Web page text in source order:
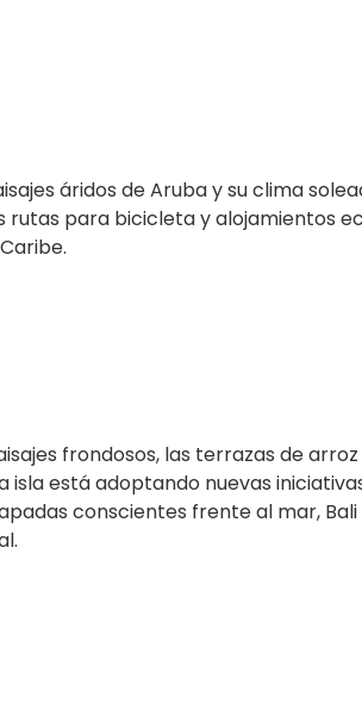
áridos de Aruba y su clima
rutas para bicicleta y alojamientos
frondosos, las terrazas de
isla está adoptando nuevas
conscientes frente al mar,